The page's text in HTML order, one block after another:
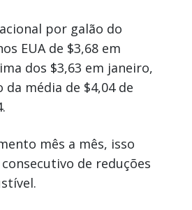
por galão do
EUA de $3,68 em
dos $3,63 em janeiro,
da média de $4,04 de
mês a mês, isso
de reduções